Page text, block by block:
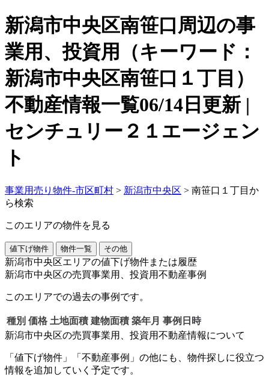
新潟市中央区南笹口周辺の事
業用、投資用（キーワード：
新潟市中央区南笹口１丁目）
不動産情報一覧06/14日更新 |
センチュリー２１エージェン
ト
事業用売り物件-市区町村 > 新潟市中央区 > 南笹口１丁目か
ら検索
このエリアの物件を見る
値下げ物件 物件一覧 その他
新潟市中央区エリアの値下げ物件または履歴
新潟市中央区の売買事業用、投資用不動産事例
このエリアでの過去の事例です。
種別 価格 土地面積 建物面積 築年月 事例日時
新潟市中央区の売買事業用、投資用不動産情報について
「値下げ物件」「不動産事例」の他にも、物件探しに役立つ
情報を追加していく予定です。